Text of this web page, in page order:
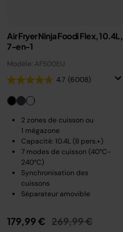
Air Fryer Ninja Foodi Flex, 10.4L,
7-en-1
Modèle: AF500EU
4.7 (6008)
2 zones de cuisson ou
1 mégazone
Capacité: 10.4L (8 pers.+)
7 modes de cuisson (40°C-
240°C)
Synchronisation des
cuissons
Séparateur amovible
179,99 € Prix réduit de
269,99 €au